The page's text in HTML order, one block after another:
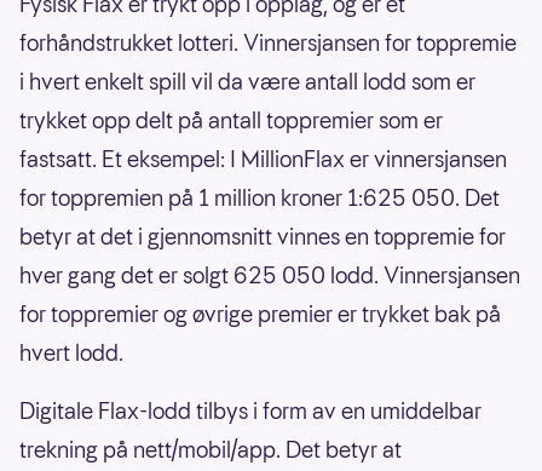
forhåndstrukket lotteri. Vinnersjansen for toppremie
i hvert enkelt spill vil da være antall lodd som er
trykket opp delt på antall toppremier som er
fastsatt. Et eksempel: I MillionFlax er vinnersjansen
for toppremien på 1 million kroner 1:625 050. Det
betyr at det i gjennomsnitt vinnes en toppremie for
hver gang det er solgt 625 050 lodd. Vinnersjansen
for toppremier og øvrige premier er trykket bak på
hvert lodd.
Digitale Flax-lodd tilbys i form av en umiddelbar
trekning på nett/mobil/app. Det betyr at